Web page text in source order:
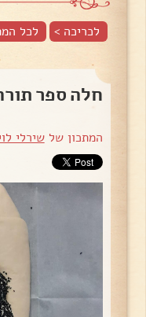
לכריכה > לכל
חלה ספר
המתכון שלשירלי